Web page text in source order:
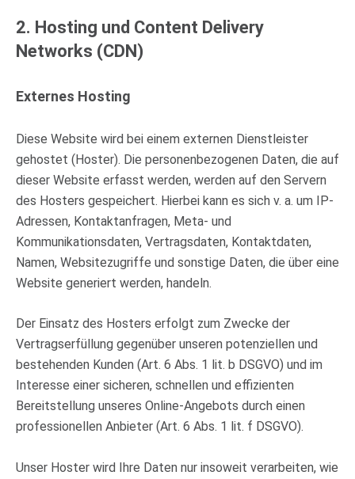
2. Hosting und Content Delivery
Networks (CDN)
Externes Hosting
Diese Website wird bei einem externen Dienstleister
gehostet (Hoster). Die personenbezogenen Daten, die auf
dieser Website erfasst werden, werden auf den Servern
des Hosters gespeichert. Hierbei kann es sich v. a. um IP-
Adressen, Kontaktanfragen, Meta- und
Kommunikationsdaten, Vertragsdaten, Kontaktdaten,
Namen, Websitezugriffe und sonstige Daten, die über eine
Website generiert werden, handeln.
Der Einsatz des Hosters erfolgt zum Zwecke der
Vertragserfüllung gegenüber unseren potenziellen und
bestehenden Kunden (Art. 6 Abs. 1 lit. b DSGVO) und im
Interesse einer sicheren, schnellen und effizienten
Bereitstellung unseres Online-Angebots durch einen
professionellen Anbieter (Art. 6 Abs. 1 lit. f DSGVO).
Unser Hoster wird Ihre Daten nur insoweit verarbeiten, wie